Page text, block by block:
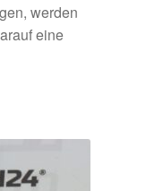
werden
eine